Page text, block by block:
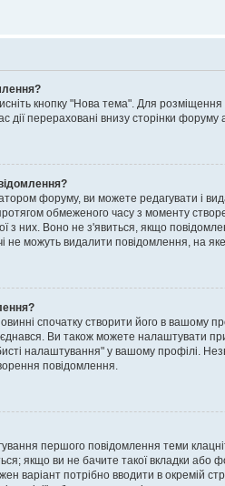
кнопку "Нова тема". Для
дії перераховані внизу сторінки
форуму, ви можете редагувати і
обмеженого часу з моменту
з них. Воно не з'явиться, якщо
не можуть видалити повідомлення, на яке
спочатку створити його в вашому
Ви також можете налаштувати
налаштування" у вашому профілі.
повідомлення.
першого повідомлення теми
якщо ви не бачите такої вкладки або
варіант потрібно вводити в окремій